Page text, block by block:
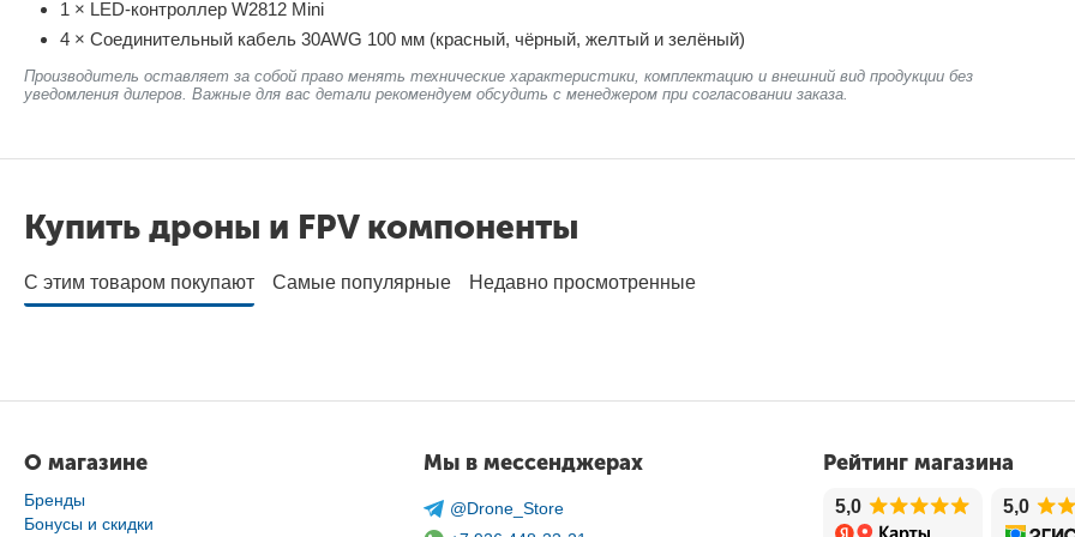
1 × LED-контроллер W2812 Mini
4 × Соединительный кабель 30AWG 100 мм (красный, чёрный, желтый и зелёный)
Производитель оставляет за собой право менять технические характеристики, комплектацию и внешний вид продукции без
уведомления дилеров. Важные для вас детали рекомендуем обсудить с менеджером при согласовании заказа.
Купить дроны и FPV компоненты
С этим товаром покупают Самые популярные Недавно просмотренные
О магазине
Бренды
Бонусы и скидки
Мы в мессенджерах
@Drone_Store
Рейтинг магазина
5,0 5,0